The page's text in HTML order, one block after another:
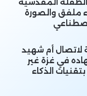
المقدسية
ملفق والصورة
لاتصال أم شهيد
في غزة غير
الذكاء